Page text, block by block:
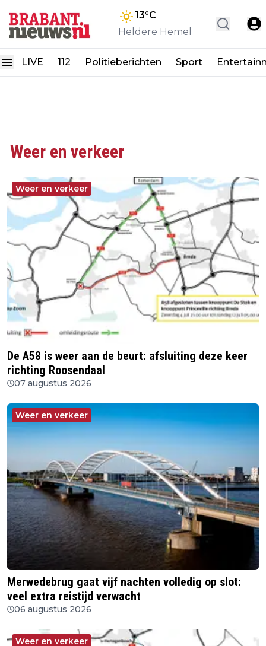
13°C
Heldere Hemel
LIVE 112 Politieberichten Sport
Weer en verkeer
Weer en verkeer
De A58 is weer aan de beurt: afsluiting deze keer
richting Roosendaal
07 augustus 2026
Weer en verkeer
Merwedebrug gaat vijf nachten volledig op slot:
veel extra reistijd verwacht
06 augustus 2026
Weer en verkeer